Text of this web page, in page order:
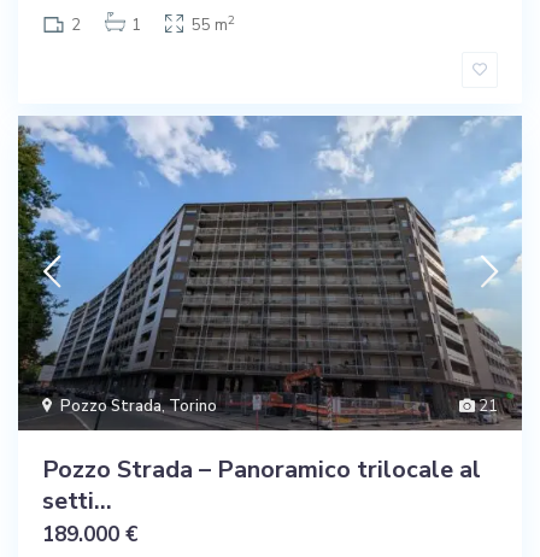
2
1 55 m2
21
Pozzo Strada,Torino
Pozzo Strada – Panoramico trilocale al
setti...
189.000 €